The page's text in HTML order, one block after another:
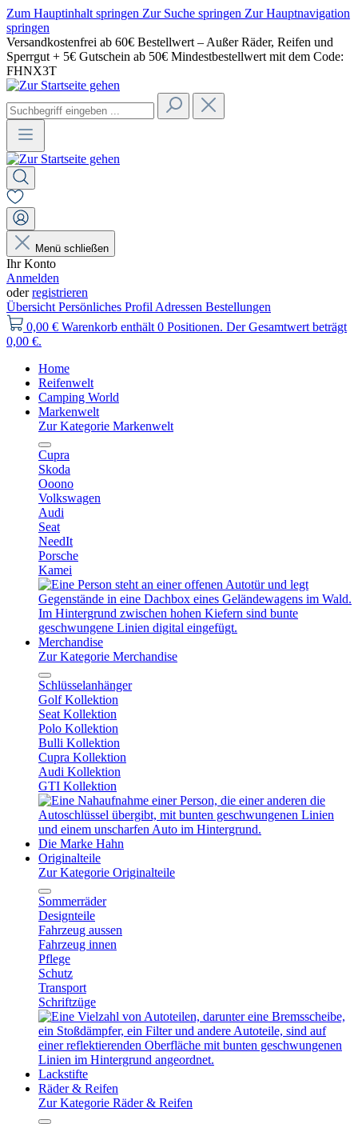
Zum Hauptinhalt springen Zur Suche springen Zur Hauptnavigation
springen
Versandkostenfrei ab 60€ Bestellwert – Außer Räder, Reifen und
Sperrgut + 5€ Gutschein ab 50€ Mindestbestellwert mit dem Code:
FHNX3T
Menü schließen
Ihr Konto
Anmelden
oderregistrieren
Übersicht Persönliches Profil Adressen Bestellungen
0,00 € Warenkorb enthält 0 Positionen. Der Gesamtwert beträgt
0,00 €.
Home
Reifenwelt
Camping World
Markenwelt
Zur Kategorie Markenwelt
Cupra
Skoda
Ooono
Volkswagen
Audi
Seat
NeedIt
Porsche
Kamei
Merchandise
Zur Kategorie Merchandise
Schlüsselanhänger
Golf Kollektion
Seat Kollektion
Polo Kollektion
Bulli Kollektion
Cupra Kollektion
Audi Kollektion
GTI Kollektion
Die Marke Hahn
Originalteile
Zur Kategorie Originalteile
Sommerräder
Designteile
Fahrzeug aussen
Fahrzeug innen
Pflege
Schutz
Transport
Schriftzüge
Lackstifte
Räder & Reifen
Zur Kategorie Räder & Reifen